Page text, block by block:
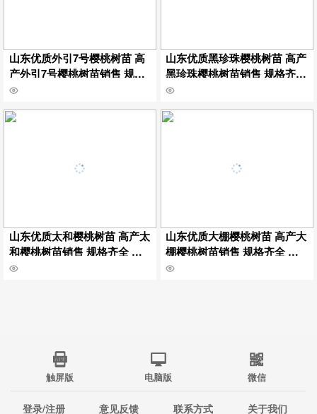
山东优质外引7号樱桃树苗 高
产外引7号樱桃树苗销售 规格
齐全 嫁接外引7号樱桃树苗挂
山东优质黑珍珠樱桃树苗 高产
黑珍珠樱桃树苗销售 规格齐全
嫁接黑珍珠樱桃树苗挂牌保湿
山东优质太和樱桃树苗 高产太
和樱桃树苗销售 规格齐全 嫁
接太和樱桃树苗挂牌保湿邮寄
山东优质大棚樱桃树苗 高产大
棚樱桃树苗销售 规格齐全 嫁
接大棚樱桃树苗挂牌保湿邮寄
触屏版 电脑版 微信
登录/注册 意见反馈 联系方式 关于我们